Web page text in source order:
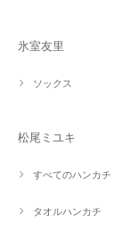
氷室友里
ソックス
松尾ミユキ
すべてのハンカチ
タオルハンカチ